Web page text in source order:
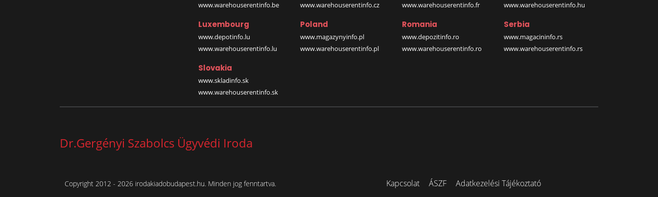
www.warehouserentinfo.be
www.warehouserentinfo.cz
www.warehouserentinfo.fr
www.warehouserentinfo.hu
Luxembourg
www.depotinfo.lu
www.warehouserentinfo.lu
Poland
www.magazynyinfo.pl
www.warehouserentinfo.pl
Romania
www.depozitinfo.ro
www.warehouserentinfo.ro
Serbia
www.magacininfo.rs
www.warehouserentinfo.rs
Slovakia
www.skladinfo.sk
www.warehouserentinfo.sk
Dr.Gergényi Szabolcs Ügyvédi Iroda
Copyright 2012 - 2026 irodakiadobudapest.hu. Minden jog fenntartva. Kapcsolat ÁSZF Adatkezelési Tájékoztató